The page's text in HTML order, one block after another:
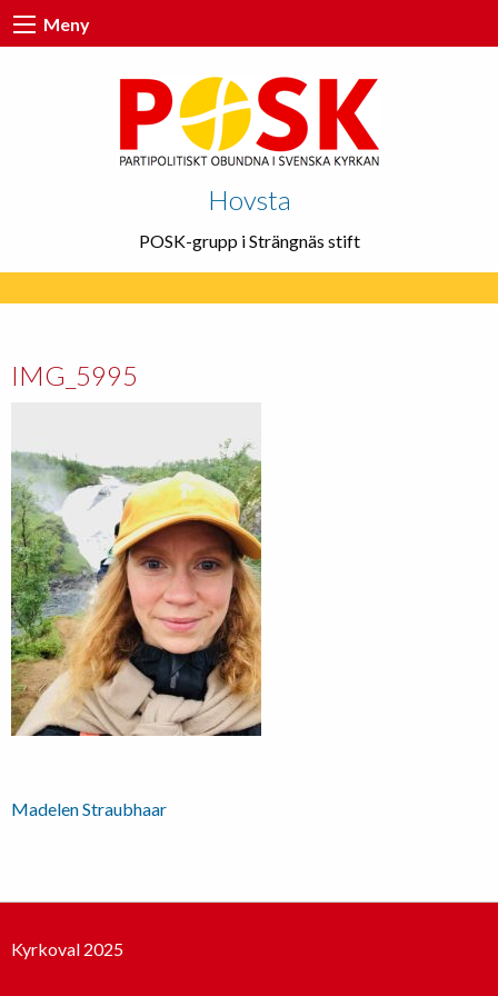
Meny
Hovsta
POSK-grupp i Strängnäs stift
IMG_5995
Inläggsnavigering
Madelen Straubhaar
Kyrkoval 2025